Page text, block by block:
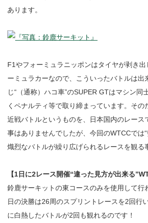
あります。
F1やフォーミュラニッポンはタイヤが剥き
ーミュラカーなので、こういったバトルは出
じ“（通称）ハコ車”のSUPER GTはマシン同
くペナルティ等で取り締まっています。その
近戦バトルというものを、日本国内のレース
事はありませんでしたが、今回のWTCCでは
熾烈なバトルが繰り広げられるレースを観る
【1日に2レース開催“違った見方が出来る
鈴鹿サーキットの東コースのみを使用して行
日の決勝は26周のスプリントレースを2回行
に白熱したバトルが2回も観れるのです！